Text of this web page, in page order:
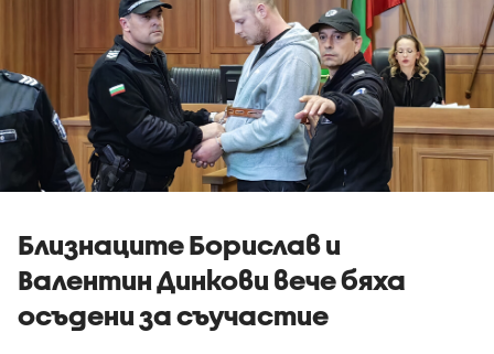
Близнаците Борислав и
Валентин Динкови вече бяха
осъдени за съучастие